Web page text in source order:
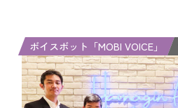
ボイスボット「MOBI VOICE」